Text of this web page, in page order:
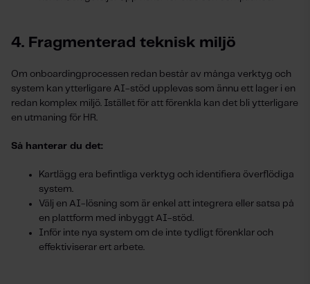
4. Fragmenterad teknisk miljö
Om onboardingprocessen redan består av många verktyg och
system kan ytterligare AI-stöd upplevas som ännu ett lager i en
redan komplex miljö. Istället för att förenkla kan det bli ytterligare
en utmaning för HR.
Så hanterar du det:
Kartlägg era befintliga verktyg och identifiera överflödiga
system.
Välj en AI-lösning som är enkel att integrera eller satsa på
en plattform med inbyggt AI-stöd.
Inför inte nya system om de inte tydligt förenklar och
effektiviserar ert arbete.